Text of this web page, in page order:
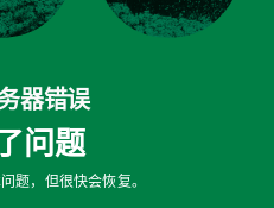
器错误
问题
题，但很快会恢复。